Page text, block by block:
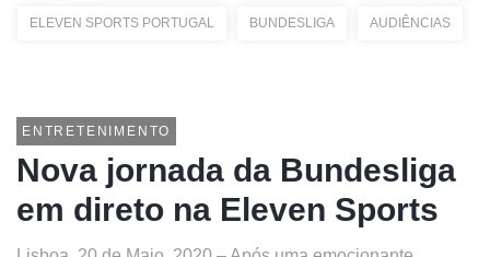
ELEVEN SPORTS PORTUGAL BUNDESLIGA AUDIÊNCIAS
ENTRETENIMENTO
Nova jornada da Bundesliga
em direto na Eleven Sports